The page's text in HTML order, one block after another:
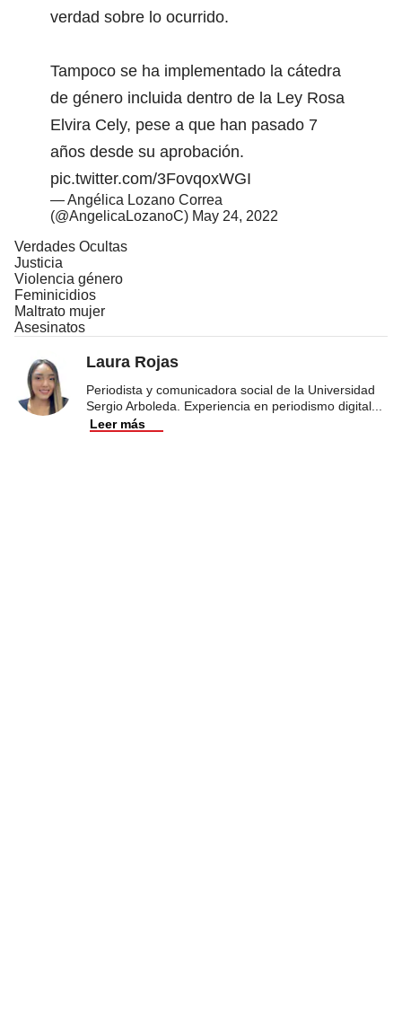
verdad sobre lo ocurrido.
Tampoco se ha implementado la cátedra
de género incluida dentro de la Ley Rosa
Elvira Cely, pese a que han pasado 7
años desde su aprobación.
pic.twitter.com/3FovqoxWGI
— Angélica Lozano Correa
(@AngelicaLozanoC) May 24, 2022
Verdades Ocultas
Justicia
Violencia género
Feminicidios
Maltrato mujer
Asesinatos
Laura Rojas
Periodista y comunicadora social de la Universidad
Sergio Arboleda. Experiencia en periodismo digital
Leer más